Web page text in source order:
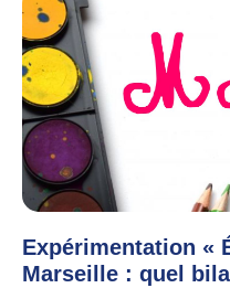
Expérimentation «
Marseille : quel